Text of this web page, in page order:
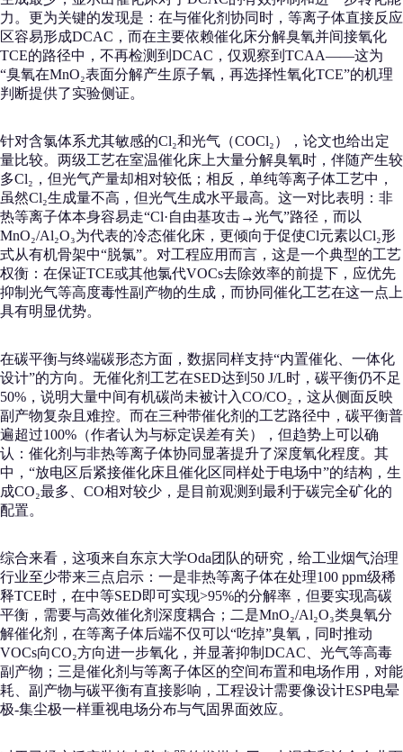
力。更为关键的发现是：在与催化剂协同时，等离子体直接反应
区容易形成DCAC，而在主要依赖催化床分解臭氧并间接氧化
TCE的路径中，不再检测到DCAC，仅观察到TCAA——这为
“臭氧在MnO₂表面分解产生原子氧，再选择性氧化TCE”的机理
判断提供了实验侧证。
针对含氯体系尤其敏感的Cl₂和光气（COCl₂），论文也给出定
量比较。两级工艺在室温催化床上大量分解臭氧时，伴随产生较
多Cl₂，但光气产量却相对较低；相反，单纯等离子体工艺中，
虽然Cl₂生成量不高，但光气生成水平最高。这一对比表明：非
热等离子体本身容易走“Cl·自由基攻击→光气”路径，而以
MnO₂/Al₂O₃为代表的冷态催化床，更倾向于促使Cl元素以Cl₂形
式从有机骨架中“脱氯”。对工程应用而言，这是一个典型的工艺
权衡：在保证TCE或其他氯代VOCs去除效率的前提下，应优先
抑制光气等高度毒性副产物的生成，而协同催化工艺在这一点上
具有明显优势。
在碳平衡与终端碳形态方面，数据同样支持“内置催化、一体化
设计”的方向。无催化剂工艺在SED达到50 J/L时，碳平衡仍不足
50%，说明大量中间有机碳尚未被计入CO/CO₂，这从侧面反映
副产物复杂且难控。而在三种带催化剂的工艺路径中，碳平衡普
遍超过100%（作者认为与标定误差有关），但趋势上可以确
认：催化剂与非热等离子体协同显著提升了深度氧化程度。其
中，“放电区后紧接催化床且催化区同样处于电场中”的结构，生
成CO₂最多、CO相对较少，是目前观测到最利于碳完全矿化的
配置。
综合来看，这项来自东京大学Oda团队的研究，给工业烟气治理
行业至少带来三点启示：一是非热等离子体在处理100 ppm级稀
释TCE时，在中等SED即可实现>95%的分解率，但要实现高碳
平衡，需要与高效催化剂深度耦合；二是MnO₂/Al₂O₃类臭氧分
解催化剂，在等离子体后端不仅可以“吃掉”臭氧，同时推动
VOCs向CO₂方向进一步氧化，并显著抑制DCAC、光气等高毒
副产物；三是催化剂与等离子体区的空间布置和电场作用，对能
耗、副产物与碳平衡有直接影响，工程设计需要像设计ESP电晕
极-集尘极一样重视电场分布与气固界面效应。